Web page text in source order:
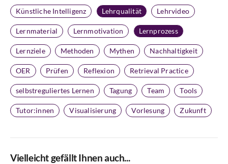
Künstliche Intelligenz Lehrqualität Lehrvideo
Lernmaterial Lernmotivation Lernprozess
Lernziele Methoden Mythen Nachhaltigkeit
OER Prüfen Reflexion Retrieval Practice
selbstreguliertes Lernen Tagung Team Tools
Tutor:innen Visualisierung Vorlesung Zukunft
Vielleicht gefällt Ihnen auch...